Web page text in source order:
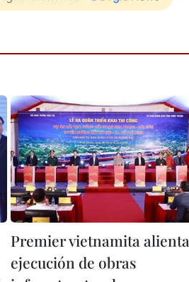
Premier vietnamita alienta
ejecución de obras